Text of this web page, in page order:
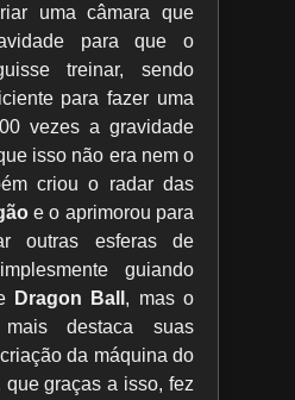
uma câmara que
para que o
treinar, sendo
para fazer uma
vezes a gravidade
isso não era nem o
criou o radar das
e o aprimorou para
outras esferas de
guiando
Dragon Ball , mas o
destaca suas
da máquina do
que graças a isso, fez